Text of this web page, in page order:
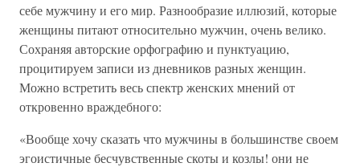
себе мужчину и его мир. Разнообразие иллюзий, которые
женщины питают относительно мужчин, очень велико.
Сохраняя авторские орфографию и пунктуацию,
процитируем записи из дневников разных женщин.
Можно встретить весь спектр женских мнений от
откровенно враждебного:
«Вообще хочу сказать что мужчины в большинстве своем
эгоистичные бесчувственные скоты и козлы! они не